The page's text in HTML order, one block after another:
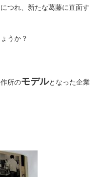
つれ、新たな葛藤に直面す
うか？
所のモデルとなった企業